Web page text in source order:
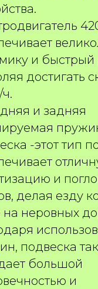
и быстрый
достигать
и задняя
-этот тип
и
делая езду
неровных
подвеска
большой
и